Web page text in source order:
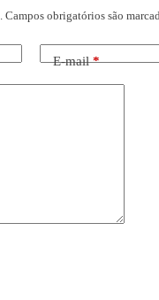
Campos obrigatórios são
E-mail*